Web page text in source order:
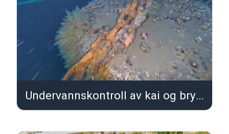
Undervannskontroll av kai og brygger